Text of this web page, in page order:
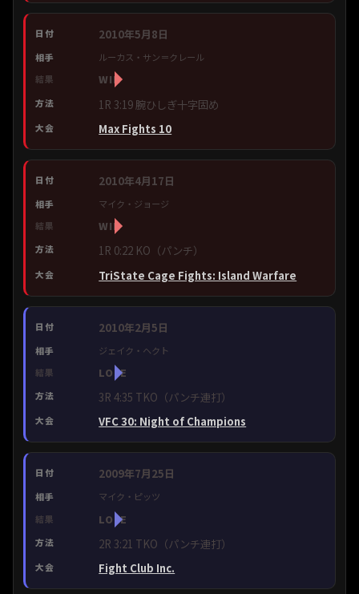
2010年5月8日
ルーカス・サン＝クレール
WIN
1R 3:19 腕ひしぎ十字固め
Max Fights 10
2010年4月17日
マイク・ジョージ
WIN
1R 0:22 KO（パンチ）
TriState Cage Fights: Island Warfare
2010年2月5日
ジェイク・ヘクト
LOSE
3R 4:35 TKO（パンチ連打）
VFC 30: Night of Champions
2009年7月25日
マイク・ピッツ
LOSE
2R 3:21 TKO（パンチ連打）
Fight Club Inc.